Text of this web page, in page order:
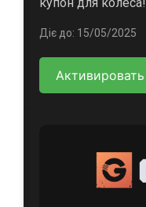
Діє до: 15/05/2025
Активировать